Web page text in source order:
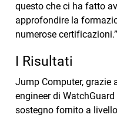
questo che ci ha fatto
approfondire la
numerose certificazioni.”
I Risultati
Jump Computer, grazie
engineer di
sostegno fornito a